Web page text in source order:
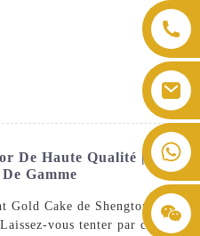
De Haute Qualité |
Gamme
Gold Cake de Shengtong
vous tenter par ce